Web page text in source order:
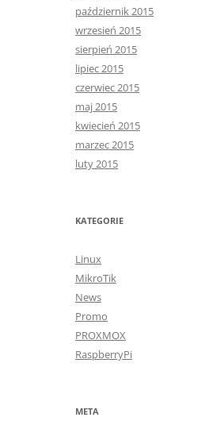
październik 2015
wrzesień 2015
sierpień 2015
lipiec 2015
czerwiec 2015
maj 2015
kwiecień 2015
marzec 2015
luty 2015
KATEGORIE
Linux
MikroTik
News
Promo
PROXMOX
RaspberryPi
META